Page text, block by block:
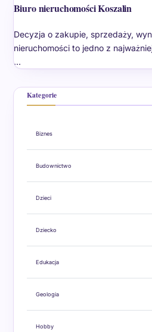
Biuro nieruchomości Koszalin
Decyzja o zakupie, sprzedaży,
nieruchomości to jedno z
…
Kategorie
Biznes
Budownictwo
Dzieci
Dziecko
Edukacja
Geologia
Hobby